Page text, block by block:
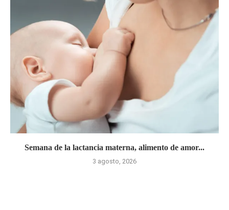
Semana de la lactancia materna, alimento de amor...
3 agosto, 2026